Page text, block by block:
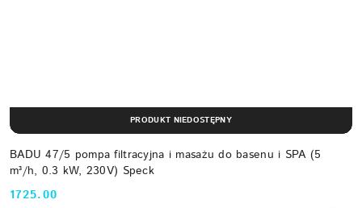
BADU 47/5 pompa filtracyjna i masażu do basenu i SPA (5
m³/h, 0.3 kW, 230V) Speck
Cena:
1725.00
PRODUKT NIEDOSTĘPNY